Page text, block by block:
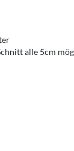
alle 5cm